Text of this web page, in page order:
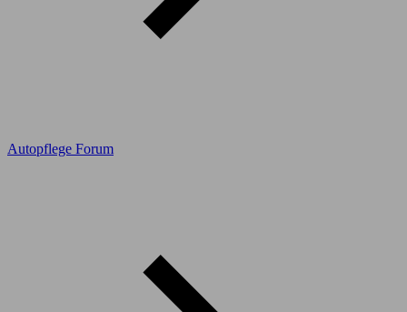
Autopflege Forum